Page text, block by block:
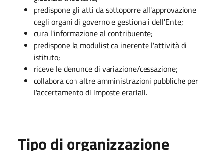
predispone gli atti da sottoporre all'approvazione
degli organi di governo e gestionali dell'Ente;
cura l'informazione al contribuente;
predispone la modulistica inerente l'attività di
istituto;
riceve le denunce di variazione/cessazione;
collabora con altre amministrazioni pubbliche per
l'accertamento di imposte erariali.
Tipo di organizzazione